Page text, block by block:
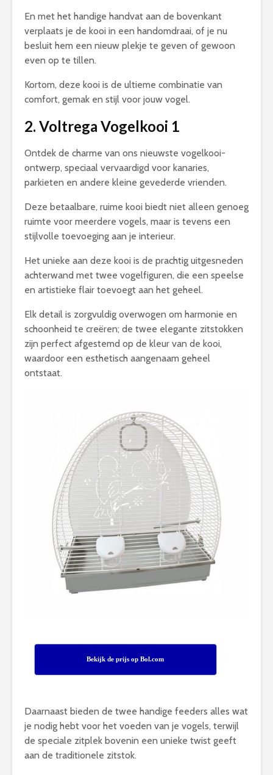
En met het handige handvat aan de bovenkant
verplaats je de kooi in een handomdraai, of je nu
besluit hem een nieuw plekje te geven of gewoon
even op te tillen.
Kortom, deze kooi is de ultieme combinatie van
comfort, gemak en stijl voor jouw vogel.
2. Voltrega Vogelkooi 1
Ontdek de charme van ons nieuwste vogelkooi-
ontwerp, speciaal vervaardigd voor kanaries,
parkieten en andere kleine gevederde vrienden.
Deze betaalbare, ruime kooi biedt niet alleen genoeg
ruimte voor meerdere vogels, maar is tevens een
stijlvolle toevoeging aan je interieur.
Het unieke aan deze kooi is de prachtig uitgesneden
achterwand met twee vogelfiguren, die een speelse
en artistieke flair toevoegt aan het geheel.
Elk detail is zorgvuldig overwogen om harmonie en
schoonheid te creëren; de twee elegante zitstokken
zijn perfect afgestemd op de kleur van de kooi,
waardoor een esthetisch aangenaam geheel
ontstaat.
Bekijk de prijs op Bol.com
Daarnaast bieden de twee handige feeders alles wat
je nodig hebt voor het voeden van je vogels, terwijl
de speciale zitplek bovenin een unieke twist geeft
aan de traditionele zitstok.